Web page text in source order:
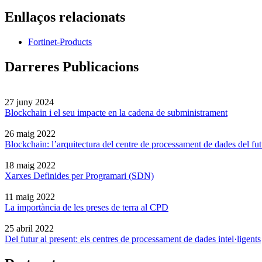
Enllaços relacionats
Fortinet-Products
Darreres Publicacions
27 juny 2024
Blockchain i el seu impacte en la cadena de subministrament
26 maig 2022
Blockchain: l’arquitectura del centre de processament de dades del
18 maig 2022
Xarxes Definides per Programari (SDN)
11 maig 2022
La importància de les preses de terra al CPD
25 abril 2022
Del futur al present: els centres de processament de dades intel·ligents